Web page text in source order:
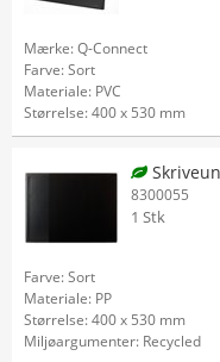
Mærke: Q-Connect
Farve: Sort
Materiale: PVC
Størrelse: 400 x 530 mm
8300055
1 Stk
Farve: Sort
Materiale: PP
Størrelse: 400 x 530 mm
Miljøargumenter: Recycled